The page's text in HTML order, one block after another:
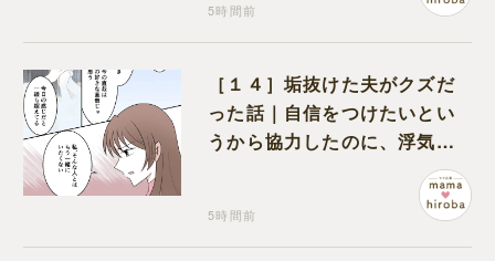
5時間前
［１４］垢抜けた夫がクズだ
った話｜自信をつけたいとい
うから協力したのに、浮気と
5時間前